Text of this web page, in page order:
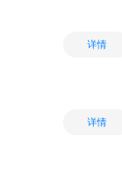
详情
详情